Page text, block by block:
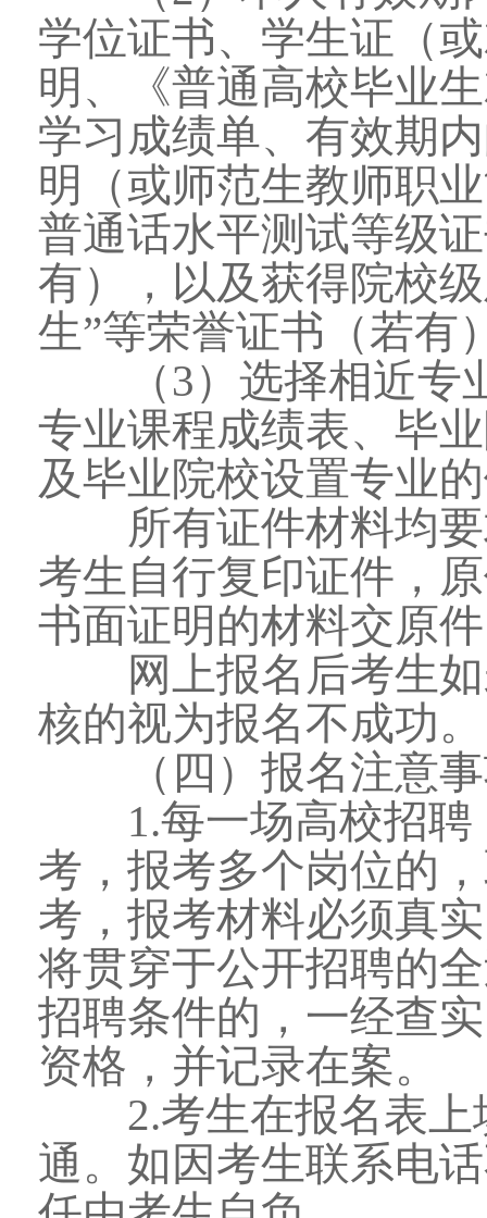
学位证书、学生证（
明、《普通高校毕业
学习成绩单、有效期
明（或师范生教师职
普通话水平测试等级
有），以及获得院校
生”等荣誉证书（若有
（3）选择相近专
专业课程成绩表、毕
及毕业院校设置专业
所有证件材料均要
考生自行复印证件，
书面证明的材料交原
网上报名后考生如
核的视为报名不成功。
（四）报名注意事
1.每一场高校招聘
考，报考多个岗位的
考，报考材料必须真
将贯穿于公开招聘的
招聘条件的，一经查
资格，并记录在案。
2.考生在报名表上
通。如因考生联系电